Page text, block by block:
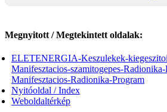
Megnyitott / Megtekintett oldalak:
ELETENERGIA-Keszulekek-
Manifesztacios-szamitogepes-
Manifesztacios-Radionika-Program
Nyitóoldal / Index
Weboldaltérkép